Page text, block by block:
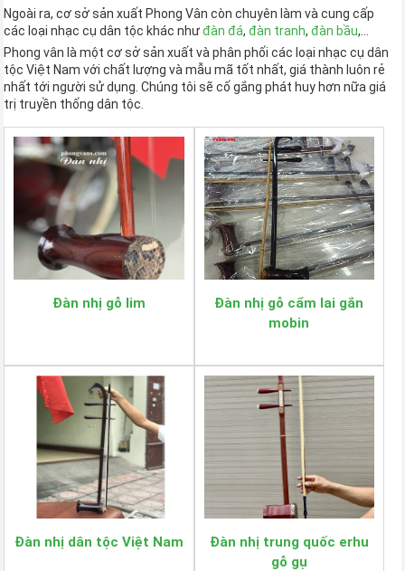
Ngoài ra, cơ sở sản xuất Phong Vân còn chuyên làm và cung cấp
các loại nhạc cụ dân tộc khác nhưđàn đá,đàn tranh,đàn bầu,…
Phong vân là một cơ sở sản xuất và phân phối các loại nhạc cụ dân
tộc Việt Nam với chất lượng và mẫu mã tốt nhất, giá thành luôn rẻ
nhất tới người sử dụng. Chúng tôi sẽ cố gắng phát huy hơn nữa giá
trị truyền thống dân tộc.
Đàn nhị gỗ lim
Đàn nhị gỗ cẩm lai gắn
mobin
Đàn nhị dân tộc Việt Nam
Đàn nhị trung quốc erhu
gỗ gụ